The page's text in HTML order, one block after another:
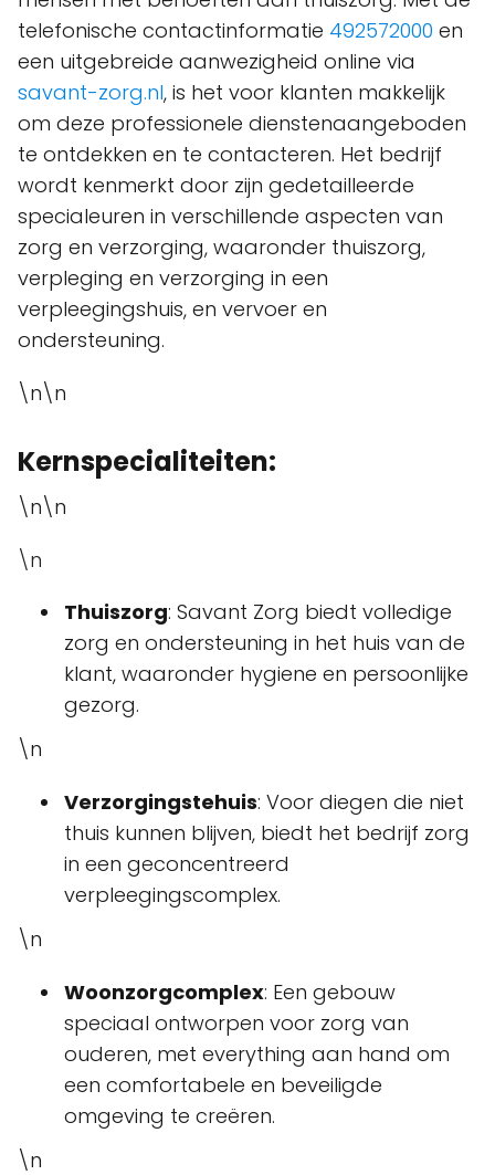
telefonische contactinformatie 492572000 en
een uitgebreide aanwezigheid online via
savant-zorg.nl, is het voor klanten makkelijk
om deze professionele dienstenaangeboden
te ontdekken en te contacteren. Het bedrijf
wordt kenmerkt door zijn gedetailleerde
specialeuren in verschillende aspecten van
zorg en verzorging, waaronder thuiszorg,
verpleging en verzorging in een
verpleegingshuis, en vervoer en
ondersteuning.
\n\n
Kernspecialiteiten:
\n\n
\n
Thuiszorg: Savant Zorg biedt volledige
zorg en ondersteuning in het huis van de
klant, waaronder hygiene en persoonlijke
gezorg.
\n
Verzorgingstehuis: Voor diegen die niet
thuis kunnen blijven, biedt het bedrijf zorg
in een geconcentreerd
verpleegingscomplex.
\n
Woonzorgcomplex: Een gebouw
speciaal ontworpen voor zorg van
ouderen, met everything aan hand om
een comfortabele en beveiligde
omgeving te creëren.
\n